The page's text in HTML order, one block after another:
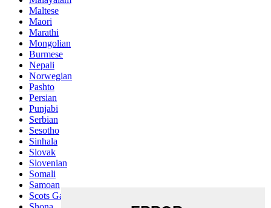
Maltese
Maori
Marathi
Mongolian
Burmese
Nepali
Norwegian
Pashto
Persian
Punjabi
Serbian
Sesotho
Sinhala
Slovak
Slovenian
Somali
Samoan
Scots Gaelic